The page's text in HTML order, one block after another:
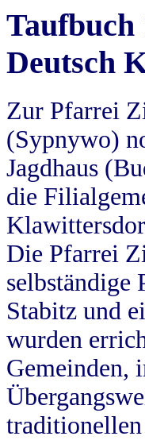
Taufbuch
Deutsch
Zur Pfarrei
(Sypnywo)
Jagdhaus
die
Die Pfarrei
Stabitz und
wurden
Gemeinden,